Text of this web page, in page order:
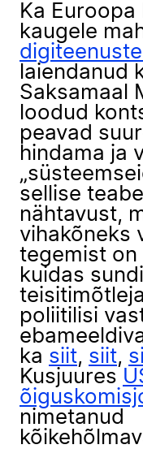
Ka
kaugele
laiendanud
Saksamaal
loodud
peavad
hindama ja
sellise
nähtavust,
vihakõneks
tegemist on
kuidas
poliitilisi
ka siit, siit,
Kusjuures
nimetanud